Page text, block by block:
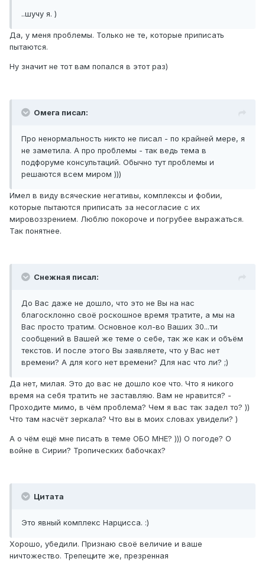
..шучу я. )
Да, у меня проблемы. Только не те, которые приписать
пытаются.
Ну значит не тот вам попался в этот раз)
Омега писал:
Про ненормальность никто не писал - по крайней мере, я
не заметила. А про проблемы - так ведь тема в
подфоруме консультаций. Обычно тут проблемы и
решаются всем миром )))
Имел в виду всяческие негативы, комплексы и фобии,
которые пытаются приписать за несогласие с их
мировоззрением. Люблю покороче и погрубее выражаться.
Так понятнее.
Снежная писал:
До Вас даже не дошло, что это не Вы на нас
благосклонно своё роскошное время тратите, а мы на
Вас просто тратим. Основное кол-во Ваших 30...ти
сообщений в Вашей же теме о себе, так же как и объём
текстов. И после этого Вы заявляете, что у Вас нет
времени? А для кого нет времени? Для нас что ли? ;)
Да нет, милая. Это до вас не дошло кое что. Что я никого
время на себя тратить не заставляю. Вам не нравится? -
Проходите мимо, в чём проблема? Чем я вас так задел то? ))
Что там насчёт зеркала? Что вы в моих словах увидели? )
А о чём ещё мне писать в теме ОБО МНЕ? ))) О погоде? О
войне в Сирии? Тропических бабочках?
Цитата
Это явный комплекс Нарцисса. :)
Хорошо, убедили. Признаю своё величие и ваше
ничтожество. Трепещите же, презренная